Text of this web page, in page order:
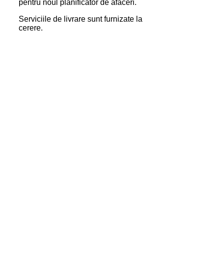
pentru noul planificator de afaceri.
Serviciile de livrare sunt furnizate la
cerere.